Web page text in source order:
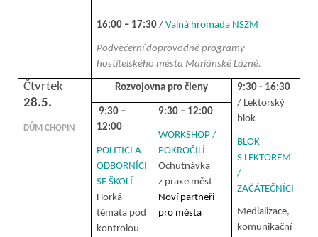
16:00 – 17:30/ Valná hromada NSZM
Podvečerní doprovodné programy
hostitelského města Mariánské Lázně.
Čtvrtek
28.5.
DŮM CHOPIN
Rozvojovna pro členy
9:30 - 16:30
/ Lektorský
blok
BLOK
S LEKTOREM
/
ZAČÁTEČNÍCI
Medializace,
komunikační
9:30 –
12:00
POLITICI A
ODBORNÍCI
SE ŠKOLÍ
Horká
témata pod
kontrolou
9:30 – 12:00
WORKSHOP /
POKROČILÍ
Ochutnávka
z praxe měst
Noví partneři
pro města